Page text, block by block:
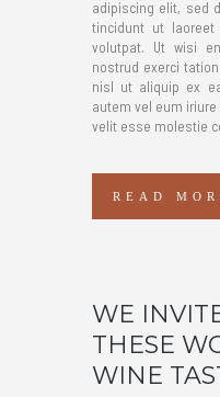
adipiscing elit, sed
tincidunt ut
volutpat. Ut wisi
nostrud exerci
nisl ut aliquip ex
autem vel eum
velit esse molestie
READ
WE
THESE
WINE